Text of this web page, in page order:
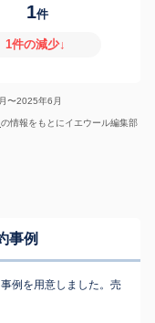
1件
1件の減少↓
〜2025年6月
の情報をもとにイエウール編集部
事例
例を用意しました。売